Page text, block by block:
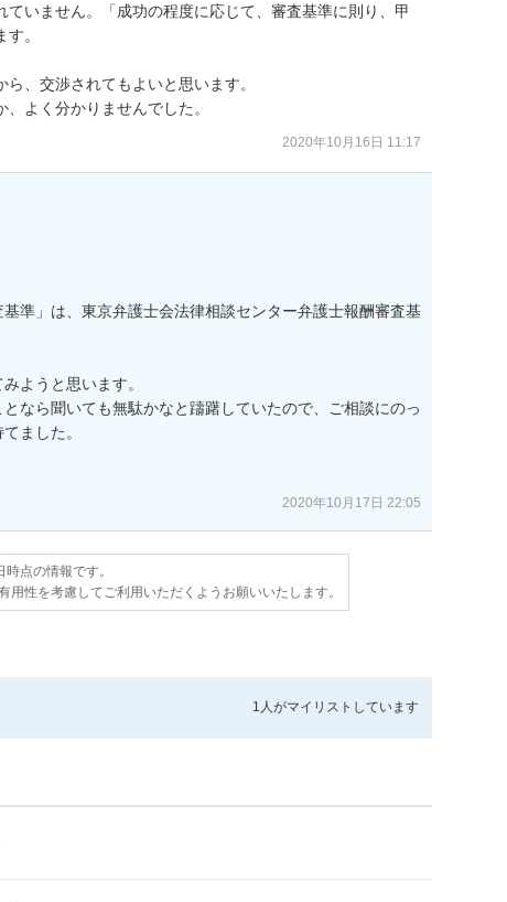
いません。「成功の程度に応じて、審査基準に則り、甲
。
ら、交渉されてもよいと思います。
、よく分かりませんでした。
2020年10月16日 11:17
準」は、東京弁護士会法律相談センター弁護士報酬審査基
ようと思います。
なら聞いても無駄かなと躊躇していたので、ご相談にのっ
ました。
2020年10月17日 22:05
点の情報です。
用性を考慮してご利用いただくようお願いいたします。
1人がマイリストしています